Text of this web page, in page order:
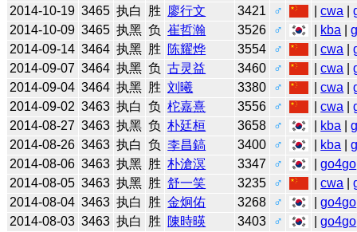
2014-10-19 3465 执白 胜 廖行文 3421 ♂ |cwa |
2014-10-09 3465 执黑 负 崔哲瀚 3526 ♂ kba |
2014-09-14 3464 执黑 胜 陈耀烨 3554 ♂ |cwa |
2014-09-07 3464 执黑 负 古灵益 3460 ♂ |cwa |
2014-09-04 3464 执黑 胜 刘曦 3380 ♂ |cwa |
2014-09-02 3463 执白 负 柁嘉熹 3556 ♂ |cwa |
2014-08-27 3463 执黑 负 朴廷桓 3658 ♂ kba |
2014-08-26 3463 执白 负 李昌鎬 3400 ♂ kba |
2014-08-06 3463 执黑 胜 朴滄溟 3347 ♂ |go4go
2014-08-05 3463 执黑 胜 舒一笑 3235 ♂ |cwa |
2014-08-04 3463 执白 胜 金炯佑 3268 ♂ |go4go
2014-08-03 3463 执白 胜 陳時暎 3403 ♂ |go4go